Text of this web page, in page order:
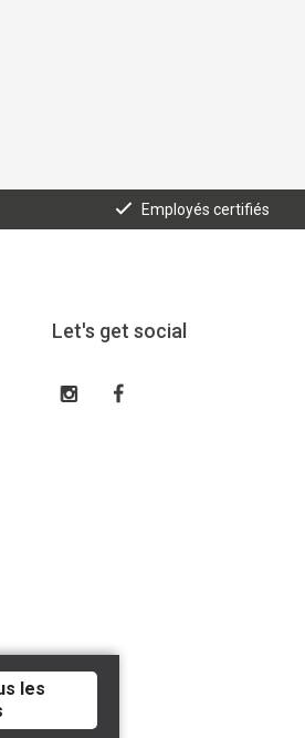
Employés certifiés
Let's get social
les